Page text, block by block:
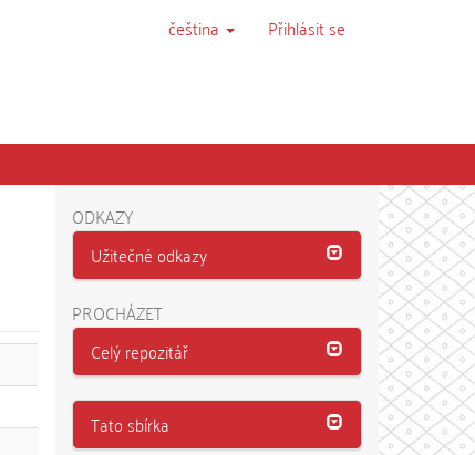
čeština Přihlásit se
ODKAZY
Užitečné odkazy
PROCHÁZET
Celý repozitář
Tato sbírka